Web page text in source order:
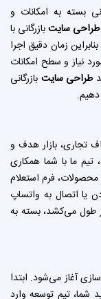
بسته به امکانات و
طراحی سایتبازرگانی با
زمان دقیق اجرا
نیاز و سطح امکانات
طراحی سایت بازرگانی
تجاری، بازار هدف و
تیم ما با شما همکاری
محصولات، فرم استعلام
یا اتصال به واتساپ
می‌کشد، بسته به
آغاز می‌شود. ابتدا
شما، تیم توسعه وارد